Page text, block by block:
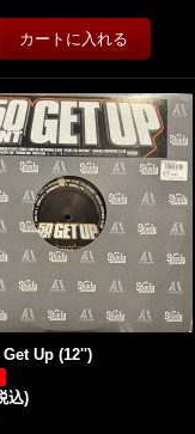
Up (12'')
込)